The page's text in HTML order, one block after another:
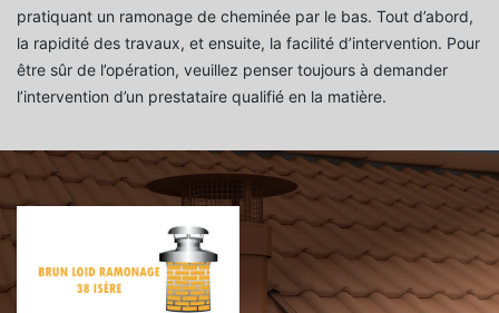
pratiquant un ramonage de cheminée par le bas. Tout d’abord,
la rapidité des travaux, et ensuite, la facilité d’intervention. Pour
être sûr de l’opération, veuillez penser toujours à demander
l’intervention d’un prestataire qualifié en la matière.